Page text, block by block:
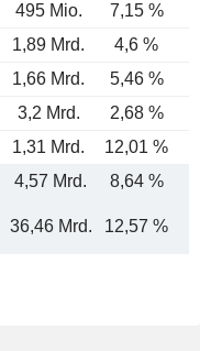
495 Mio. 7,15 %
1,89 Mrd.
4,6 %
1,66 Mrd. 5,46 %
3,2 Mrd. 2,68 %
1,31 Mrd. 12,01 %
4,57 Mrd. 8,64 %
36,46 Mrd. 12,57 %